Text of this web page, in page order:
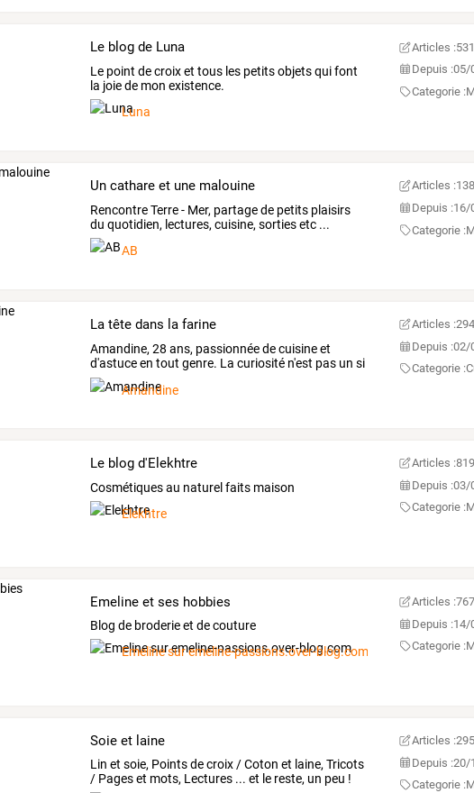
Le blog de Luna
Le point de croix et tous les petits objets qui font
la joie de mon existence.
Luna
Articles :
Depuis :05/
Categorie :
Un cathare et une malouine
Rencontre Terre - Mer, partage de petits plaisirs
du quotidien, lectures, cuisine, sorties etc ...
AB
Articles :
Depuis :16/
Categorie :
La tête dans la farine
Amandine, 28 ans, passionnéedecuisineet
d'astuceen tout genre. La curiosité n'est pas un si
vilain
Amandine
Articles :294
Depuis :02/
Categorie :
Le blog d'Elekhtre
Cosmétiques au naturel faits maison
Elekhtre
Articles :819
Depuis :03/
Categorie :
Emeline et ses hobbies
Blog de broderie et de couture
Emeline sur emeline-passions.over-blog.com
Articles :767
Depuis :14/
Categorie :
Soie et laine
Lin et soie, Points de croix / Coton et laine, Tricots
/ Pages et mots, Lectures ... et le reste, un peu !
Articles :
Depuis :20/
Categorie :